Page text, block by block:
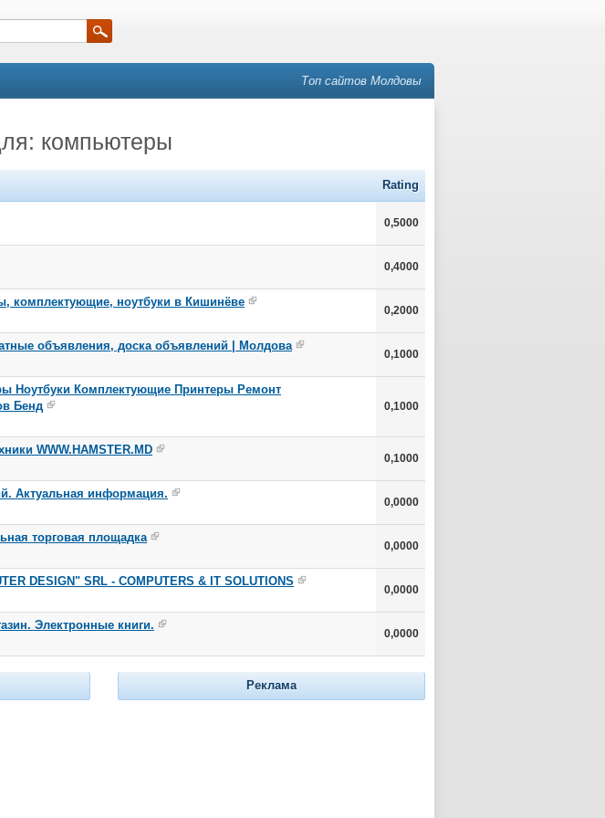
Топ сайтов Молдовы
компьютеры
Rating
0,5000
0,4000
комплектующие, ноутбуки в Кишинёве
0,2000
объявления, доска объявлений | Молдова
0,1000
Ноутбуки Комплектующие Принтеры Ремонт
Бенд
0,1000
WWW.HAMSTER.MD
0,1000
Актуальная информация.
0,0000
торговая площадка
0,0000
DESIGN" SRL - COMPUTERS & IT SOLUTIONS
0,0000
Электронные книги.
0,0000
Реклама